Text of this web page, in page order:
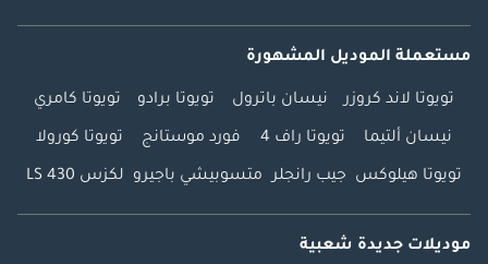
مستعملة الموديل المشهورة
تويوتا لاند كروزر نيسان باترول تويوتا برادو تويوتا كامري
نيسان ألتيما تويوتا راف 4 فورد موستانج تويوتا كورولا
تويوتا هيلوكس جيب رانجلر متسوبيشي باجيرو لكزس LS 430
موديلات جديدة شعبية